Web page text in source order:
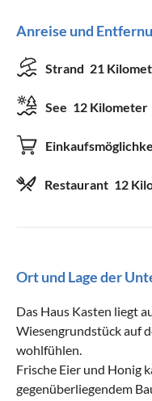
Anreise und
Strand 21
See 12 Kilometer
Restaurant 12
Ort und Lage der
Das Haus Kasten liegt
Wiesengrundstück auf
wohlfühlen.
Frische Eier und Honig
gegenüberliegendem